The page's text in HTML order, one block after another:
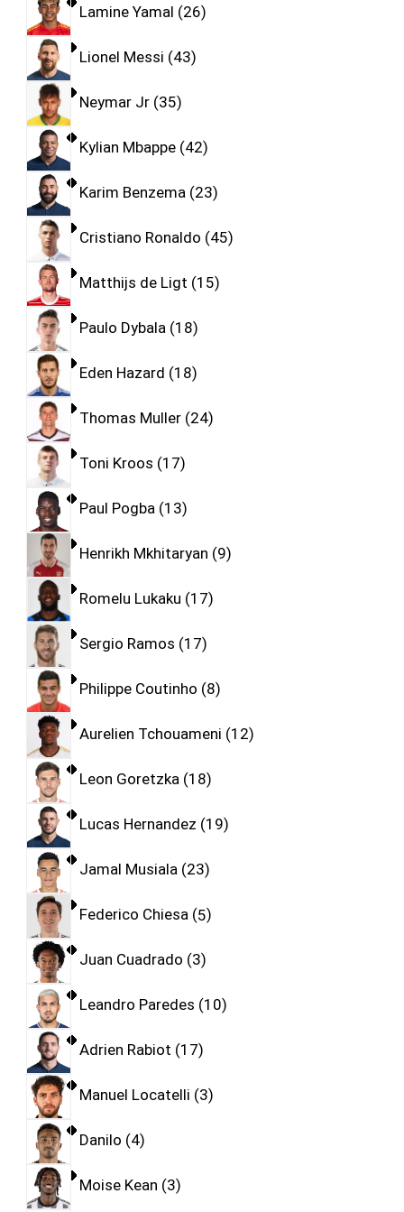
Lamine Yamal 26
Lionel Messi 43
Neymar Jr 35
Kylian Mbappe 42
Karim Benzema 23
Cristiano Ronaldo 45
Matthijs de Ligt 15
Paulo Dybala 18
Eden Hazard 18
Thomas Muller 24
Toni Kroos 17
Paul Pogba 13
Henrikh Mkhitaryan 9
Romelu Lukaku 17
Sergio Ramos 17
Philippe Coutinho 8
Aurelien Tchouameni 12
Leon Goretzka 18
Lucas Hernandez 19
Jamal Musiala 23
Federico Chiesa 5
Juan Cuadrado 3
Leandro Paredes 10
Adrien Rabiot 17
Manuel Locatelli 3
Danilo 4
Moise Kean 3